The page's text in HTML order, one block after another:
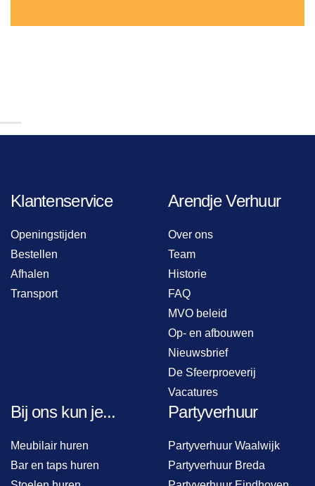
Klantenservice
Openingstijden
Bestellen
Afhalen
Transport
Arendje Verhuur
Over ons
Team
Historie
FAQ
MVO beleid
Op- en afbouwen
Nieuwsbrief
De Sfeerproeverij
Vacatures
Bij ons kun je...
Meubilair huren
Bar en taps huren
Partyverhuur
Partyverhuur Waalwijk
Partyverhuur Breda